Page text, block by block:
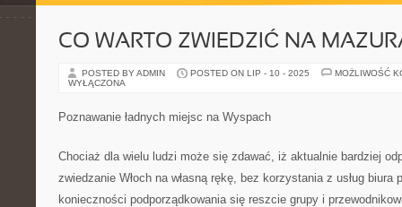
CO WARTO ZWIEDZIĆ NA
POSTED BY ADMIN POSTED ON LIP - 10 - 2025
MOŻLIWOŚĆ
WYŁĄCZONA
Poznawanie ładnych miejsc na Wyspach
Chociaż dla wielu ludzi może się zdawać, iż aktualnie bardziej
zwiedzanie Włoch na własną rękę, bez korzystania z usług
konieczności podporządkowania się reszcie grupy i